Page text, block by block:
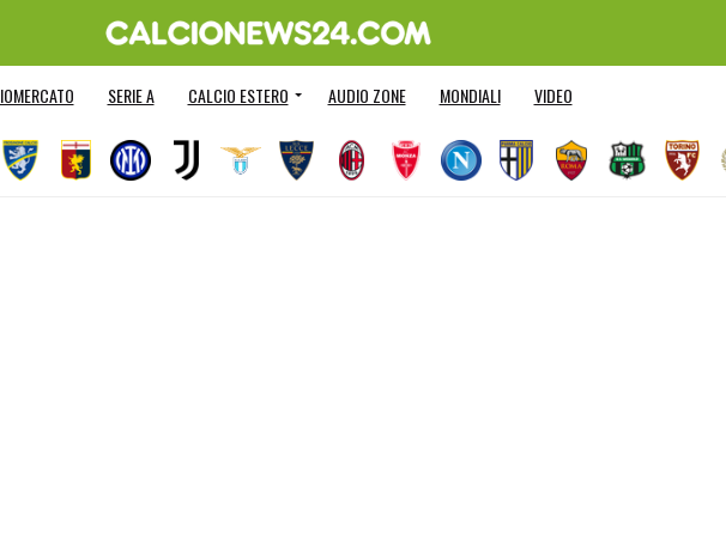
SERIE A CALCIO ESTERO AUDIO ZONE MONDIALI VIDEO